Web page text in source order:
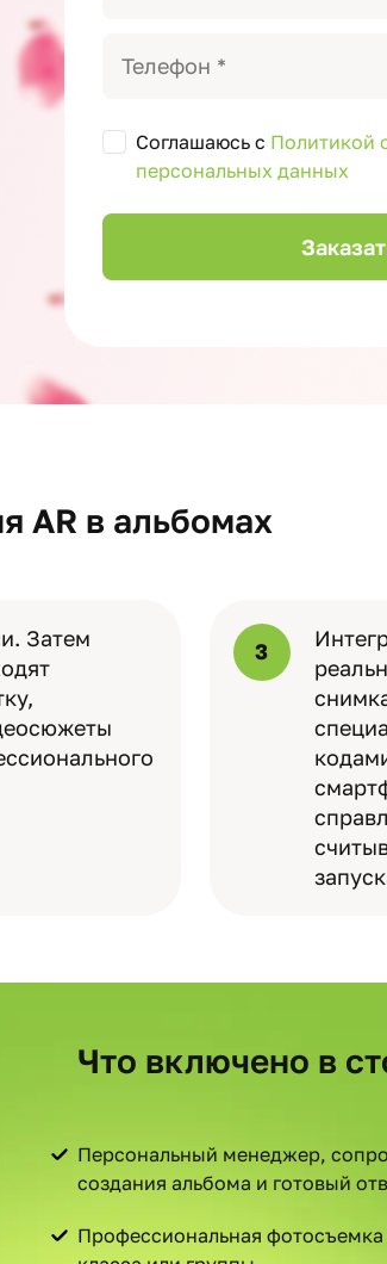
Соглашаюсь с Политикой
персональных данных
AR в альбомах
Затем
3
Что включено в
Персональный менеджер,
создания альбома и готовый
Профессиональная